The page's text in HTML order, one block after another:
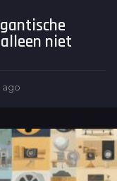
niet
ago
a
r
a
g